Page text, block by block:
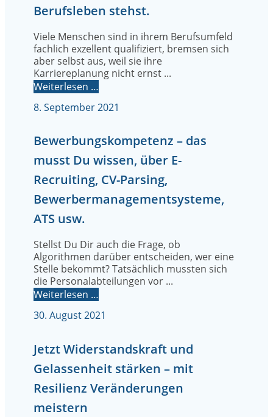
Berufsleben stehst.
Viele Menschen sind in ihrem Berufsumfeld
fachlich exzellent qualifiziert, bremsen sich
aber selbst aus, weil sie ihre
Karriereplanung nicht ernst ...
Weiterlesen …
8. September 2021
Bewerbungskompetenz – das
musst Du wissen, über E-
Recruiting, CV-Parsing,
Bewerbermanagementsysteme,
ATS usw.
Stellst Du Dir auch die Frage, ob
Algorithmen darüber entscheiden, wer eine
Stelle bekommt? Tatsächlich mussten sich
die Personalabteilungen vor ...
Weiterlesen …
30. August 2021
Jetzt Widerstandskraft und
Gelassenheit stärken – mit
Resilienz Veränderungen
meistern